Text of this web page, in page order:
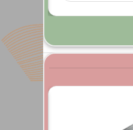
9,950,000 ₫.